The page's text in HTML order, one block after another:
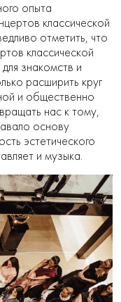
опыта
классической
отметить, что
классической
знакомств и
расширить круг
и общественно
нас к тому,
основу
эстетического
и музыка.